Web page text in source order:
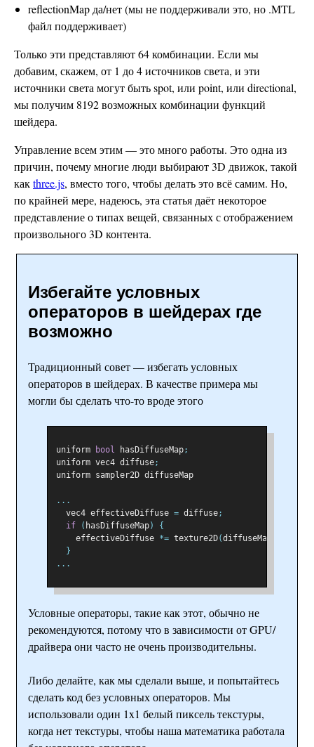
reflectionMap да/нет (мы не поддерживали это, но .MTL
файл поддерживает)
Только эти представляют 64 комбинации. Если мы
добавим, скажем, от 1 до 4 источников света, и эти
источники света могут быть spot, или point, или directional,
мы получим 8192 возможных комбинации функций
шейдера.
Управление всем этим — это много работы. Это одна из
причин, почему многие люди выбирают 3D движок, такой
какthree.js, вместо того, чтобы делать это всё самим. Но,
по крайней мере, надеюсь, эта статья даёт некоторое
представление о типах вещей, связанных с отображением
произвольного 3D контента.
Избегайте условных
операторов в шейдерах где
возможно
Традиционный совет — избегать условных
операторов в шейдерах. В качестве примера мы
могли бы сделать что-то вроде этого
uniform bool hasDiffuseMap;
uniform vec4 diffuse;
uniform sampler2D diffuseMap
...
  vec4 effectiveDiffuse
= diffuse;
if
( hasDiffuseMap)
{
    effectiveDiffuse
*= texture2D(diffuseMap
}
...
Условные операторы, такие как этот, обычно не
рекомендуются, потому что в зависимости от GPU/
драйвера они часто не очень производительны.
Либо делайте, как мы сделали выше, и попытайтесь
сделать код без условных операторов. Мы
использовали один 1x1 белый пиксель текстуры,
когда нет текстуры, чтобы наша математика работала